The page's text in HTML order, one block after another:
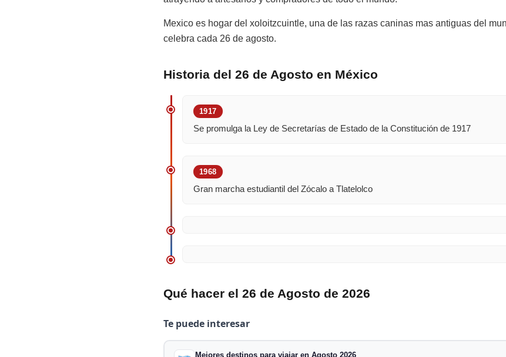
Mexico es hogar del xoloitzcuintle, una de las razas caninas mas antiguas del
celebra cada 26 de agosto.
Historia del 26 de Agosto en México
1917
Se promulga la Ley de Secretarías de Estado de la Constitución de 1917
1968
Gran marcha estudiantil del Zócalo a Tlatelolco
Qué hacer el 26 de Agosto de 2026
Te puede interesar
Mejores destinos para viajar en Agosto 2026